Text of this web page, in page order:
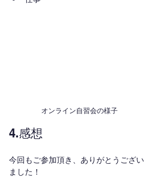
オンライン自習会の様子
4.感想
今回もご参加頂き、ありがとうござい
ました！